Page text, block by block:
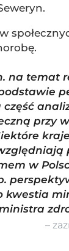
na temat
przy
w
kwestia
–